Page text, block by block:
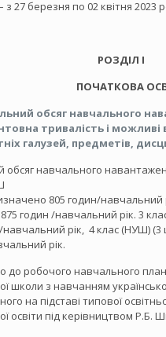
з 27 березня по 02 квітня 2023
І
обсяг навчального
тривалість і можливі
галузей, предметів,
обсяг навчального
805 годин/навчальний
875 годин /навчальний рік. 3
навчальний рік, 4 клас (НУШ) (3
рік.
до робочого навчального
школи з навчанням
на підставі типової
освіти під керівництвом Р.Б.